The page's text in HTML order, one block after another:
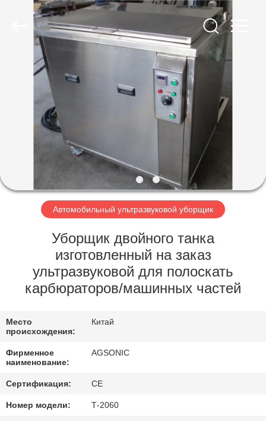
ДОМ
ПРОДУКТЫ
ШОУ
ПУТЕШЕСТВИЕ
ФАБРИКИ
ПРОВЕРКА
КАЧЕСТВА
СВЯЖИТЕСЬ
МЫ
Автомобильный ультразвуковой уборщик
Уборщик двойного танка
изготовленный на заказ
ультразвуковой для полоскать
карбюраторов/машинных частей
Место
происхождения:
Китай
Фирменное
наименование:
AGSONIC
Сертификация: CE
Номер модели: Т-2060